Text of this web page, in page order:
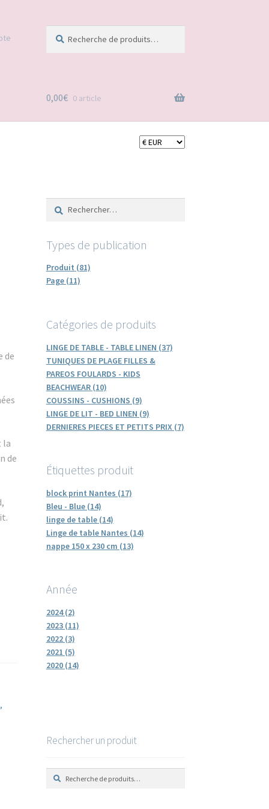
pour :
0,00€ 0 article
de
la
de
,
Rechercher :
Types de publication
Produit (81)
Page (11)
Catégories de produits
LINGE DE TABLE - TABLE LINEN (37)
TUNIQUES DE PLAGE FILLES &
PAREOS FOULARDS - KIDS
BEACHWEAR (10)
COUSSINS - CUSHIONS (9)
LINGE DE LIT - BED LINEN (9)
DERNIERES PIECES ET PETITS PRIX (7)
Étiquettes produit
block print Nantes (17)
Bleu - Blue (14)
linge de table (14)
Linge de table Nantes (14)
nappe 150 x 230 cm (13)
Année
2024 (2)
2023 (11)
2022 (3)
2021 (5)
2020 (14)
Rechercher un produit